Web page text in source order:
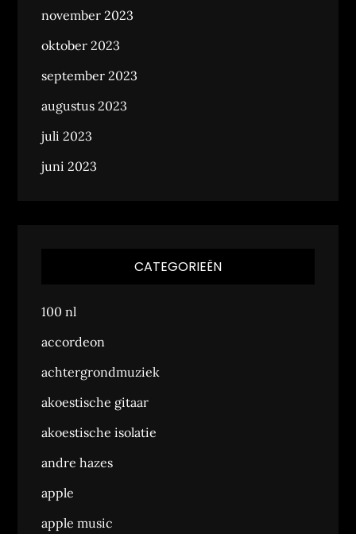
november 2023
oktober 2023
september 2023
augustus 2023
juli 2023
juni 2023
CATEGORIEËN
100 nl
accordeon
achtergrondmuziek
akoestische gitaar
akoestische isolatie
andre hazes
apple
apple music